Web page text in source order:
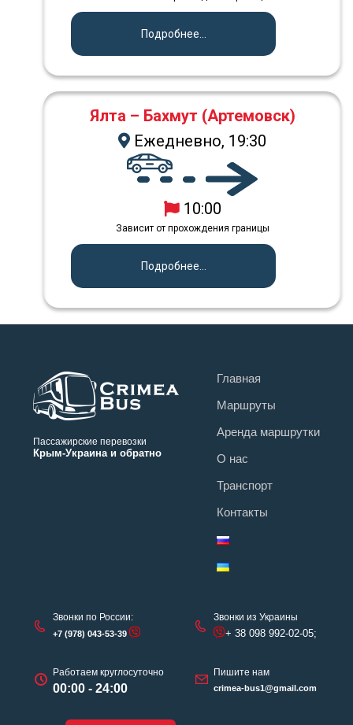
Подробнее...
Ялта – Бахмут (Артемовск)
Ежедневно, 19:30
10:00
Зависит от прохождения границы
Подробнее...
Пассажирские перевозки
Крым-Украина и обратно
Главная
Маршруты
Аренда маршрутки
О нас
Транспорт
Контакты
Звонки по России:
+7 (978) 043-53-39
Работаем круглосуточно
00:00 - 24:00
Звонки из Украины
+ 38 098 992-02-05;
Пишите нам
crimea-bus1@gmail.com